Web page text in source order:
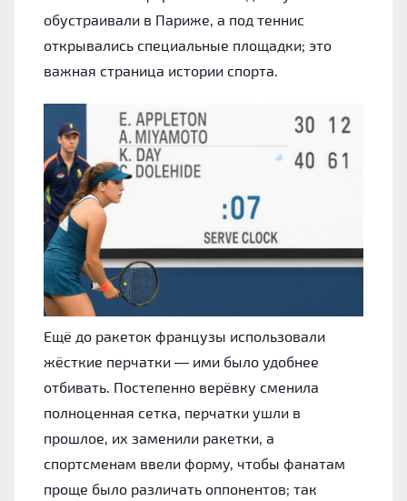
обустраивали в Париже, а под теннис
открывались специальные площадки; это
важная страница истории спорта.
Ещё до ракеток французы использовали
жёсткие перчатки — ими было удобнее
отбивать. Постепенно верёвку сменила
полноценная сетка, перчатки ушли в
прошлое, их заменили ракетки, а
спортсменам ввели форму, чтобы фанатам
проще было различать оппонентов; так